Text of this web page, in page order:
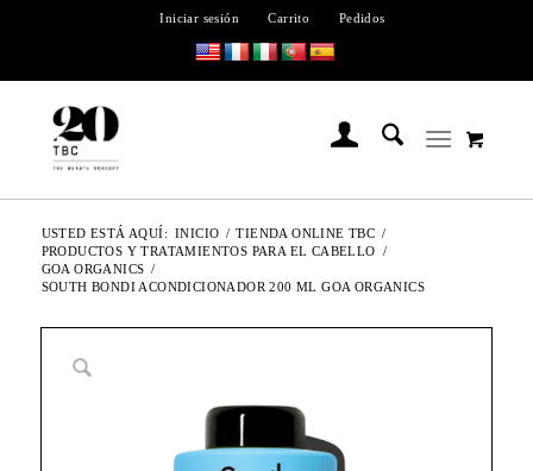
Iniciar sesión Carrito Pedidos
USTED ESTÁ AQUÍ: INICIO / TIENDA ONLINE TBC /
PRODUCTOS Y TRATAMIENTOS PARA EL CABELLO /
GOA ORGANICS /
SOUTH BONDI ACONDICIONADOR 200 ML GOA ORGANICS